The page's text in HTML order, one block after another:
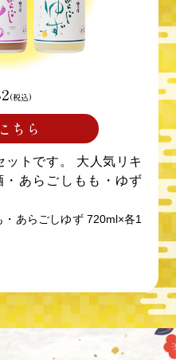
(税込)
ちら
ットです。 大人気リキ
・あらごしもも・ゆず
あらごしゆず 720ml×各1